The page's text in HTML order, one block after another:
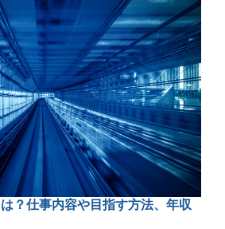
？仕事内容や目指す方法、年収